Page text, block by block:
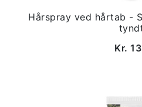
Hårspray ved hårtab -
Kr.